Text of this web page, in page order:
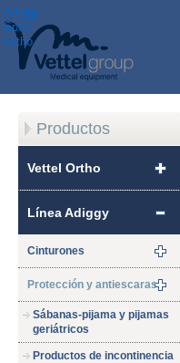
Adiggy
Sport
Ortho
Productos
Vettel Ortho
Línea Adiggy
Cinturones
Protección y antiescaras
Sábanas-pijama y pijamas
geriátricos
Productos de incontinencia